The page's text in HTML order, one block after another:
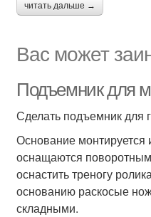
читать дальше →
Вас может
Подъемник для
Сделать подъемник для
Основание монтируется
оснащаются
оснастить треногу
основанию раскосые
складными.